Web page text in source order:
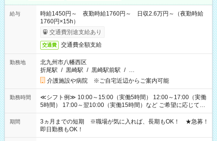
給与
時給1450円～ 夜勤時給1760円～ 日収2.6万円～（夜勤時給
1760円×15h）
交通費別途支給あり
交通費 交通費全額支給
勤務地
北九州市八幡西区
折尾駅 / 黒崎駅 / 黒崎駅前駅 / …
介護施設や病院 ※ご自宅近辺からご案内可能
勤務時間
≪シフト例≫ 10:00～15:00（実働5時間） 12:00～17:00（実働
5時間） 17:00～翌10:00（実働15時間）など ご希望に応じて、
働く時間は調整できます！ お気軽に担当へ相談ください！
期間
3ヵ月までの短期 ※職場が気に入れば、長期もOK！ ★急募！
即日勤務もOK！